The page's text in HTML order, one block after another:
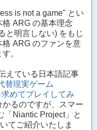
is not a game" とい
ARG の基本理念
と明言しない) をもじ
ARG のファンを意
。
えている日本語記事
替現実ゲーム
求めてプレイしてみ
かるのですが、スマー
「Niantic Project」と
てご紹介いたしま